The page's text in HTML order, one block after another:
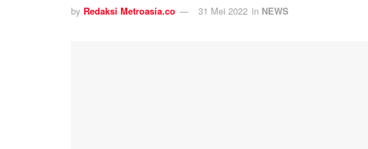
by Redaksi Metroasia.co 31 Mei 2022 in NEWS